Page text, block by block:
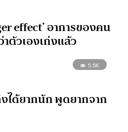
effect’ อาการของคน
ตัวเองเก่งแล้ว
5.5K
ได้ยากนัก พูดยากจาก